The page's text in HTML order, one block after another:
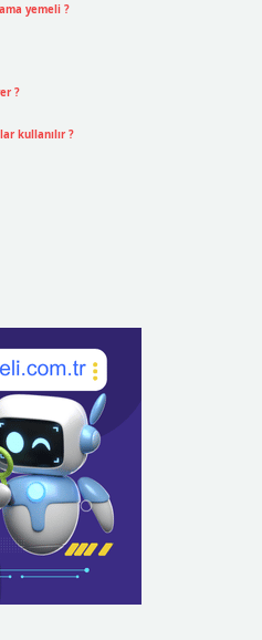
yemeli ?
?
kullanılır ?